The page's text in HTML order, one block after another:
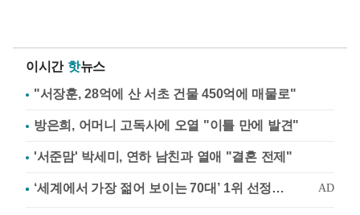
이시간 핫뉴스
"서장훈, 28억에 산 서초 건물 450억에 매물로"
방은희, 어머니 고독사에 오열 "이틀 만에 발견"
'서준맘' 박세미, 연하 남친과 열애 "결혼 전제"